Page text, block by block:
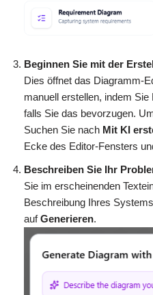
Beginnen Sie mit der
Dies öffnet das Diagramm-
manuell erstellen, indem
falls Sie das bevorzugen.
Suchen Sie nach Mit KI
Ecke des Editor-Fensters
Beschreiben Sie Ihr
Sie im erscheinenden
Beschreibung Ihres
aufGenerieren.